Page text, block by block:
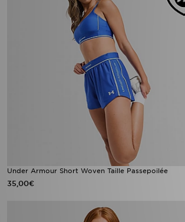
Under Armour Short Woven Taille Passepoilée
35,00€